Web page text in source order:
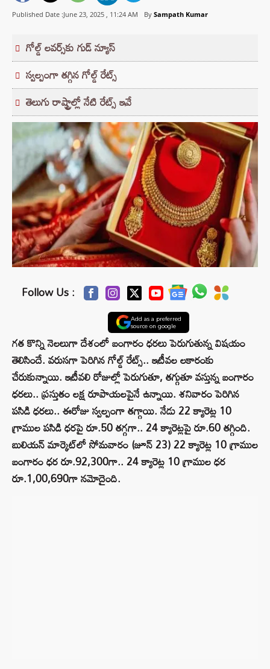
Published Date :June 23, 2025 , 11:24 AM By Sampath Kumar
గోల్డ్ లవర్స్‌కు గుడ్‌ న్యూస్
స్వల్పంగా తగ్గిన గోల్డ్ రేట్స్
తెలుగు రాష్ట్రాల్లో నేటి రేట్స్ ఇవే
Follow Us :
Add as a preferred
source on google
గత కొన్ని నెలలుగా దేశంలో బంగారం ధరలు పెరుగుతున్న విషయం
తెలిసిందే. వరుసగా పెరిగిన గోల్డ్ రేట్స్.. ఇటీవల లకారంకు
చేరుకున్నాయి. ఇటీవలి రోజుల్లో పెరుగుతూ, తగ్గుతూ వస్తున్న బంగారం
ధరలు.. ప్రస్తుతం లక్ష రూపాయలపైనే ఉన్నాయి. శనివారం పెరిగిన
పసిడి ధరలు.. ఈరోజు స్వల్పంగా తగ్గాయి. నేడు 22 క్యారెట్ల 10
గ్రాముల పసిడి ధరపై రూ.50 తగ్గగా.. 24 క్యారెట్లపై రూ.60 తగ్గింది.
బులియన్ మార్కెట్‌లో సోమవారం (జూన్ 23) 22 క్యారెట్ల 10 గ్రాముల
బంగారం ధర రూ.92,300గా.. 24 క్యారెట్ల 10 గ్రాముల ధర
రూ.1,00,690గా నమోదైంది.